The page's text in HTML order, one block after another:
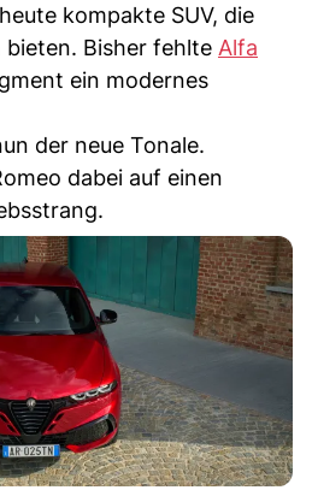
kompakte SUV, die
Bisher fehlte Alfa
ein modernes
der neue Tonale.
dabei auf einen